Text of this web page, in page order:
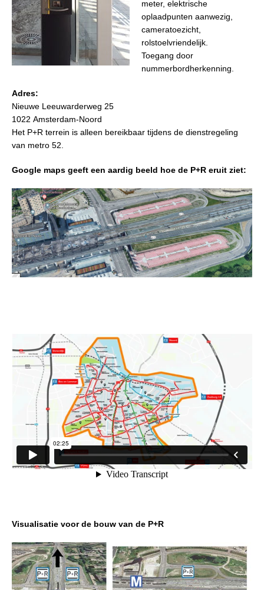
meter, elektrische
oplaadpunten aanwezig,
cameratoezicht,
rolstoelvriendelijk.
Toegang door
nummerbordherkenning.
Adres:
Nieuwe Leeuwarderweg 25
1022 Amsterdam-Noord
Het P+R terrein is alleen bereikbaar tijdens de dienstregeling
van metro 52.
Google maps geeft een aardig beeld hoe de P+R eruit ziet:
Visualisatie voor de bouw van de P+R